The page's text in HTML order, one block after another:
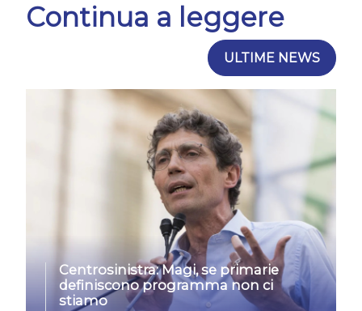
Continua a leggere
ULTIME NEWS
Centrosinistra: Magi, se primarie
definiscono programma non ci
stiamo